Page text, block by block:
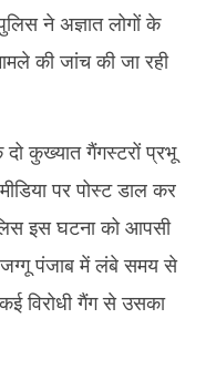
ने अज्ञात लोगों के
की जांच की जा रही
कुख्यात गैंगस्टरों प्रभू
पर पोस्ट डाल कर
इस घटना को आपसी
पंजाब में लंबे समय से
विरोधी गैंग से उसका